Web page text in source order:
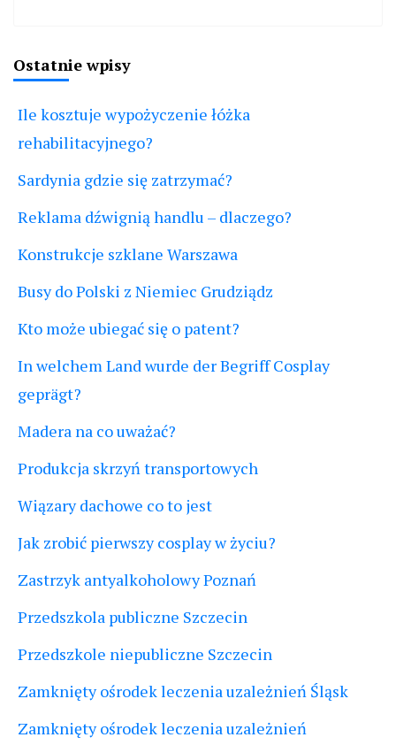
Ostatnie wpisy
Ile kosztuje wypożyczenie łóżka
rehabilitacyjnego?
Sardynia gdzie się zatrzymać?
Reklama dźwignią handlu – dlaczego?
Konstrukcje szklane Warszawa
Busy do Polski z Niemiec Grudziądz
Kto może ubiegać się o patent?
In welchem Land wurde der Begriff Cosplay
geprägt?
Madera na co uważać?
Produkcja skrzyń transportowych
Wiązary dachowe co to jest
Jak zrobić pierwszy cosplay w życiu?
Zastrzyk antyalkoholowy Poznań
Przedszkola publiczne Szczecin
Przedszkole niepubliczne Szczecin
Zamknięty ośrodek leczenia uzależnień Śląsk
Zamknięty ośrodek leczenia uzależnień